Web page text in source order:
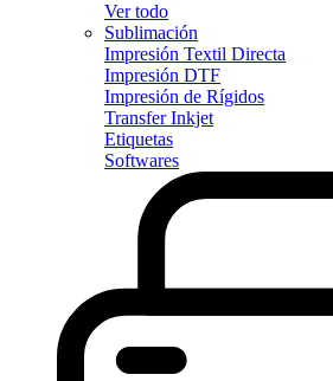
Ver todo
Sublimación
Impresión Textil Directa
Impresión DTF
Impresión de Rígidos
Transfer Inkjet
Etiquetas
Softwares